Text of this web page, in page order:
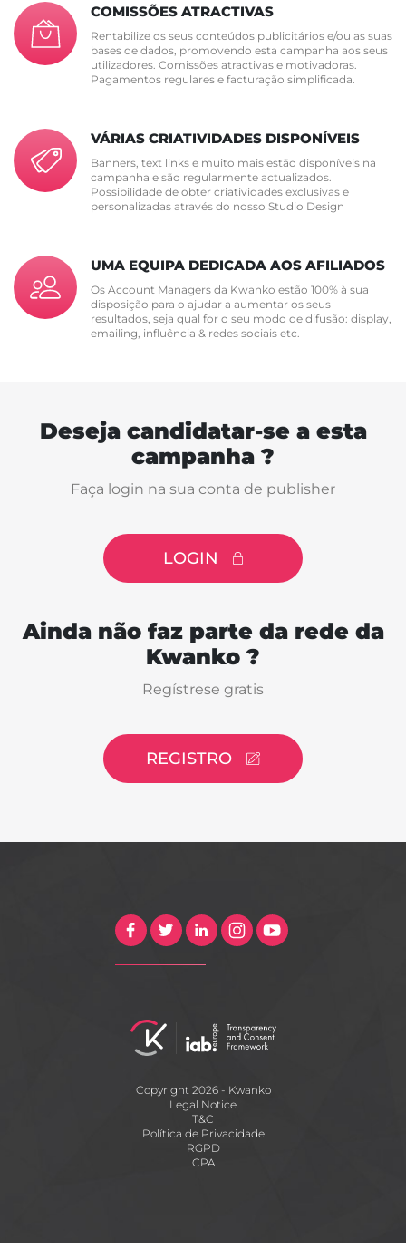
COMISSÕES ATRACTIVAS
Rentabilize os seus conteúdos publicitários e/ou as suas
bases de dados, promovendo esta campanha aos seus
utilizadores. Comissões atractivas e motivadoras.
Pagamentos regulares e facturação simplificada.
VÁRIAS CRIATIVIDADES DISPONÍVEIS
Banners, text links e muito mais estão disponíveis na
campanha e são regularmente actualizados.
Possibilidade de obter criatividades exclusivas e
personalizadas através do nosso Studio Design
UMA EQUIPA DEDICADA AOS AFILIADOS
Os Account Managers da Kwanko estão 100% à sua
disposição para o ajudar a aumentar os seus
resultados, seja qual for o seu modo de difusão: display,
emailing, influência & redes sociais etc.
Deseja candidatar-se a esta
campanha ?
Faça login na sua conta de publisher
LOGIN
Ainda não faz parte da rede da
Kwanko ?
Regístrese gratis
REGISTRO
Copyright 2026 - Kwanko
Legal Notice
T&C
Política de Privacidade
RGPD
CPA